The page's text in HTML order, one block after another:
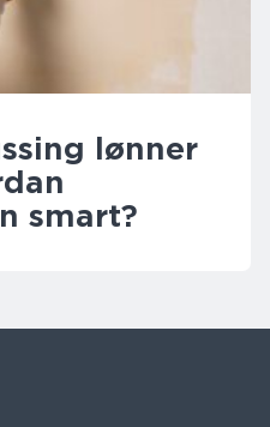
lønner
smart?